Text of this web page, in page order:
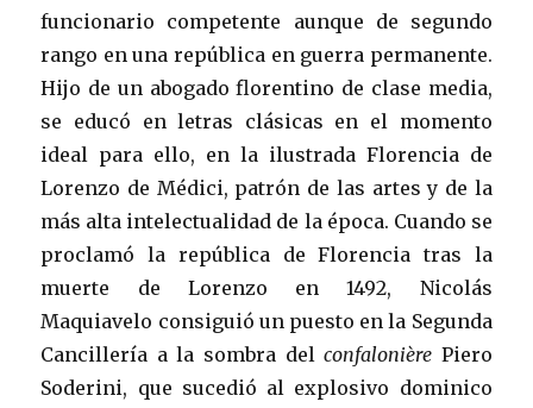
funcionario competente aunque de segundo
rango en una república en guerra permanente.
Hijo de un abogado florentino de clase media,
se educó en letras clásicas en el momento
ideal para ello, en la ilustrada Florencia de
Lorenzo de Médici, patrón de las artes y de la
más alta intelectualidad de la época. Cuando se
proclamó la república de Florencia tras la
muerte de Lorenzo en 1492, Nicolás
Maquiavelo consiguió un puesto en la Segunda
Cancillería a la sombra delconfalonière Piero
Soderini, que sucedió al explosivo dominico